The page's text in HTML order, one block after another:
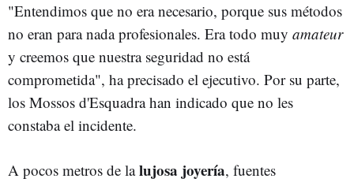
"Entendimos que no era necesario, porque sus métodos
no eran para nada profesionales. Era todo muy amateur
y creemos que nuestra seguridad no está
comprometida", ha precisado el ejecutivo. Por su parte,
los Mossos d'Esquadra han indicado que no les
constaba el incidente.
A pocos metros de lalujosa joyería, fuentes